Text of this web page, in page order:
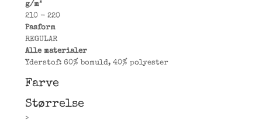
g/m²
210 - 220
Pasform
REGULAR
Alle materialer
Yderstof: 60% bomuld, 40% polyester
Farve
Størrelse
>